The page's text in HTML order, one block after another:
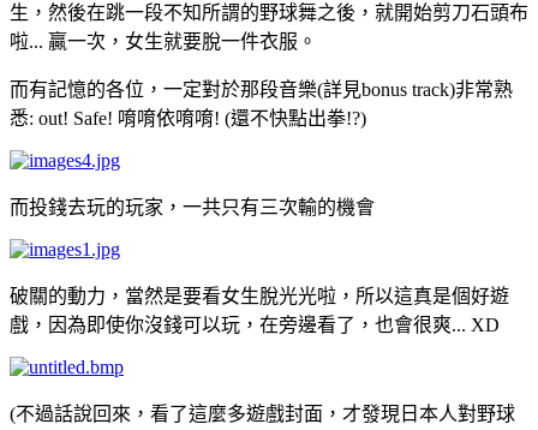
生，然後在跳一段不知所謂的野球舞之後，就開始剪刀石頭布
啦... 贏一次，女生就要脫一件衣服。
而有記憶的各位，一定對於那段音樂(詳見bonus track)非常熟
悉: out! Safe! 唷唷依唷唷! (還不快點出拳!?)
而投錢去玩的玩家，一共只有三次輸的機會
破關的動力，當然是要看女生脫光光啦，所以這真是個好遊
戲，因為即使你沒錢可以玩，在旁邊看了，也會很爽... XD
(不過話說回來，看了這麼多遊戲封面，才發現日本人對野球